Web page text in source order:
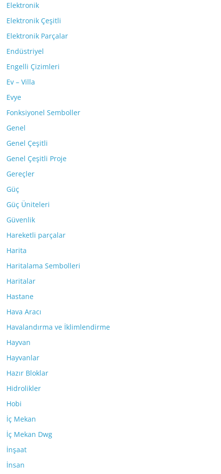
Elektronik
Elektronik Çeşitli
Elektronik Parçalar
Endüstriyel
Engelli Çizimleri
Ev – Villa
Evye
Fonksiyonel Semboller
Genel
Genel Çeşitli
Genel Çeşitli Proje
Gereçler
Güç
Güç Üniteleri
Güvenlik
Hareketli parçalar
Harita
Haritalama Sembolleri
Haritalar
Hastane
Hava Aracı
Havalandırma ve İklimlendirme
Hayvan
Hayvanlar
Hazır Bloklar
Hidrolikler
Hobi
İç Mekan
İç Mekan Dwg
İnşaat
İnsan